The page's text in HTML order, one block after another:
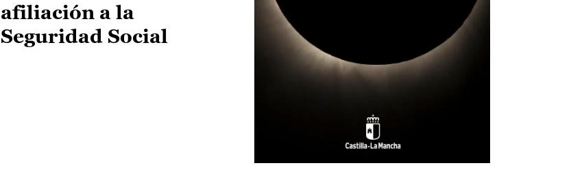
afiliación a la
Seguridad Social